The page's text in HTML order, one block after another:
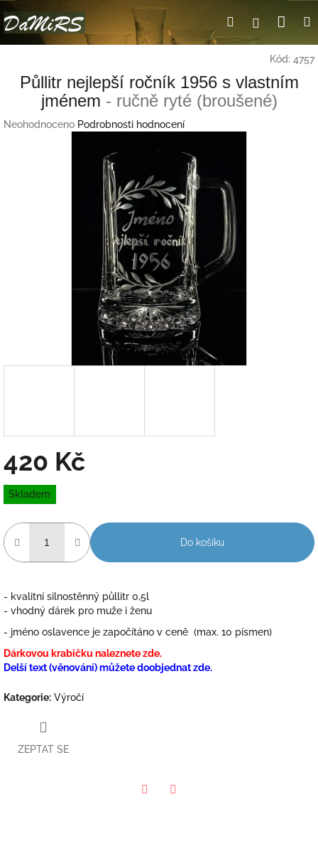
na
obsah
HledatPřihlášení
Kód: 4757
Půllitr nejlepší ročník 1956 s vlastním
jménem - ručně ryté (broušené)
Průměrné
Neohodnoceno Podrobnosti hodnocení
420 Kč
Měrná
cena:
Skladem
Do košíku
- kvalitní silnostěnný půllitr 0,5l
- vhodný dárek pro muže i ženu
- jméno oslavence je započítáno v ceně (max. 10 písmen)
Dárkovou krabičku naleznete zde.
Delší text (věnování) můžete doobjednat zde.
Kategorie: Výročí
ZEPTAT SE